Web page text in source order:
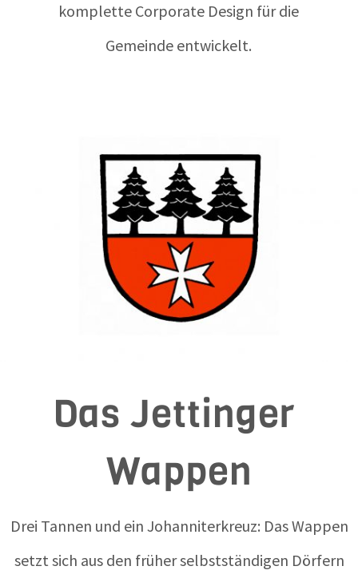
komplette Corporate Design für die
Gemeinde entwickelt.
Das Jettinger
Wappen
Drei Tannen und ein Johanniterkreuz: Das Wappen
setzt sich aus den früher selbstständigen Dörfern